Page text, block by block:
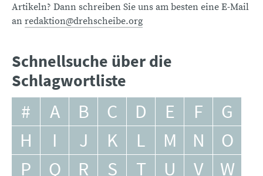
Artikeln? Dann schreiben Sie uns am besten eine E-Mail
an redaktion@drehscheibe.org
Schnellsuche über die
Schlagwortliste
# A B C D E F
G
H
I J K L M N
O
P
Q R S T U V
W